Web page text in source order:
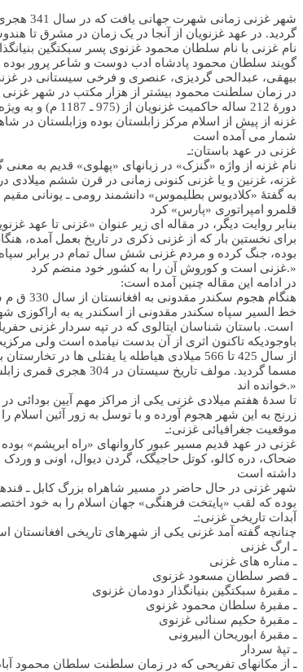
گردید. در عهد غزنویان از آنجا در یک زمان در مشرق تا
نام غزنی با نام سلطان محمود غزنوی پسر سبکتگین
گویند سلطان محمود پادشاه ادب دوست و شاعر پرور
بیهقی، عبدالحی گردیزی، عنصری و فرخی سیستانی در
در زمان سلطنت محمود بیشتر از هزار مکتب در شهر
دورۀ 212 ساله حاکمیت غزنویان از (975 ـ 1187 م) و به ویژه سدۀ یازده میلادی اوج اقتدار غزنی به شمار میرود و بعد از فروپاشی سلسله غزنویان شهرت جهانی غزنی هم رفته، رفته رو به افول گذاشت
غزنه از پیش از اسلام مرکز زابلستان بوده وزابلستان در
شمار می آمده است
غزنی در عهد باستان:ـ
نام غزنه از واژه «گنزک» در زبانهای «پهلوی» قدیم به
غزنه، غزنین و یا غزنی کنونی زمانی در قرن ششم
به گفتۀ «کلادیوس بطلیموس» دانشمند رومی ـ یونانی
قلمرو امپراتوری «پارس» کرد
:بنابر روایت دیگر، در مقاله ای زیر عنوان «غزنی تا
بوده، جنگ کرده و مردم غزنی شش سال تمام در برابر
غزنی است و کوروش آن را به کشور خود منضم کرد.»
:در ادامه این مقاله چنین آمده است
«هنگام هجوم سکندر مقدونی به افغانستان از سال 330 ق م سپاه او با قیام مسلحانه مردم افغانستان در طوس و هرات، غزنه و بلخ مواجه شده و مدت چهارسال با مردم این مناطق در پیکار بود
خط السیر سپاه سکندر مقدونی از اسکندر یه به اراکوزی
باوجودیکه تاکنون اثری از آن بدست نیامده است ولی
از سال 425 تا 566 میلادی هیاطله یا
مسما گردید. مولف
خوانده اند.»
تا سدۀ هفتم میلادی غزنی یکی از مراکز مهم آیین
زرنج به این شهر هجوم آورده و با توسل به زور آئین
موقعیت جغرافیائی غزنی:ـ
غزنی در عهد قدیم مسیر عبور کاروانهای «راه ابریشم»
ضحاک، دره کالو، کوتل حاجیگک، گردن دیوال، اونی و
داشته است
شهر غزنی در حال حاضر در مسیر شاهراه بزرگ کابل ـ
بوده که لقب «پایتخت فرهنگی» جهان اسلام را به خود
آبدات تاریخی غزنی:ـ
چنانچه گفته آمد غزنی یکی از شهرهای تاریخی افغانستان
ـ ارگ غزنی
ـ مناره های غزنی
ـ قصر سلطان مسعود غزنوی
ـ مقبرۀ سبکتگین بنیانگذار دودمان غزنوی
ـ مقبرۀ سلطان محمود غزنوی
ـ مقبرۀ حکیم سنائی غزنوی
ـ مقبرۀ ابوریحان البیرونی
ـ تپۀ سردار
ـ از مکانهای تفریحی که در زمان سلطنت سلطان محمود